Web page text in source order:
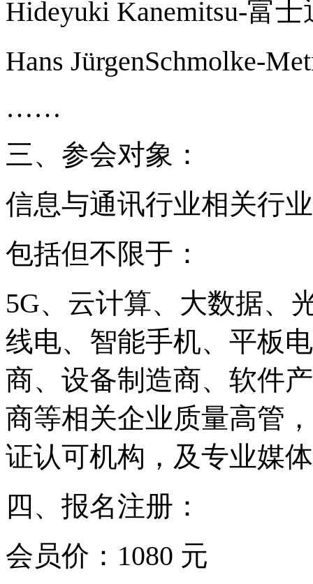
Hideyuki Kanemitsu-富
Hans JürgenSchmolke-
……
三、参会对象：
信息与通讯行业相关行业
包括但不限于：
5G、云计算、大数据、
线电、智能手机、平板
商、设备制造商、软件
商等相关企业质量高管
证认可机构，及专业媒
四、报名注册：
会员价：1080 元